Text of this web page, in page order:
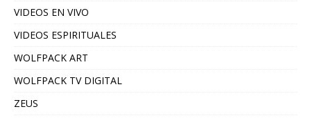
VIDEOS EN VIVO
VIDEOS ESPIRITUALES
WOLFPACK ART
WOLFPACK TV DIGITAL
ZEUS